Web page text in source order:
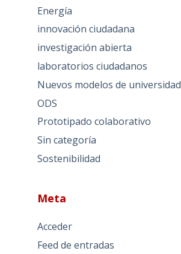
Energía
innovación ciudadana
investigación abierta
laboratorios ciudadanos
Nuevos modelos de universidad
ODS
Prototipado colaborativo
Sin categoría
Sostenibilidad
Meta
Acceder
Feed de entradas